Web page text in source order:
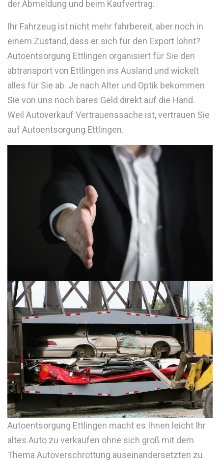
der Abmeldung und beim Kaufvertrag.
Ihr Fahrzeug ist nicht mehr fahrbereit, aber noch in
einem Zustand, dass er sich für den Export lohnt?
Autoentsorgung Ettlingen organisiert für Sie den
abtransport von Ettlingen ins Ausland und wickelt
alles für Sie ab. Je nach Alter und Optik bekommen
Sie von uns noch bares Geld direkt auf die Hand.
Weil Autoverkauf Vertrauenssache ist, vertrauen Sie
auf Autoentsorgung Ettlingen.
Autoentsorgung Ettlingen macht es Ihnen leicht Ihr
altes Auto zu verkaufen ohne sich groß mit dem
Thema Autoverschrottung auseinandersetzten zu